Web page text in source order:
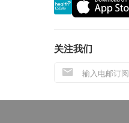
关注我们